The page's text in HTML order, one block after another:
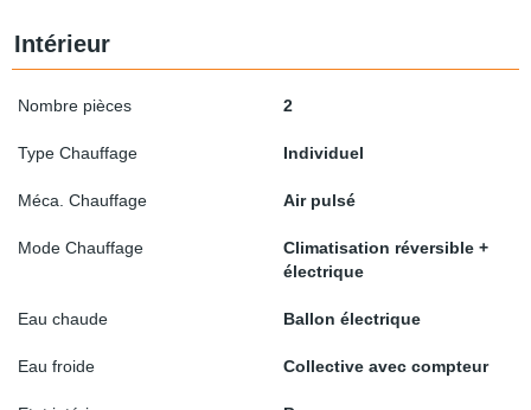
Intérieur
Nombre pièces 2
Type Chauffage Individuel
Méca. Chauffage Air pulsé
Mode Chauffage
Climatisation réversible +
électrique
Eau chaude Ballon électrique
Eau froide Collective avec compteur